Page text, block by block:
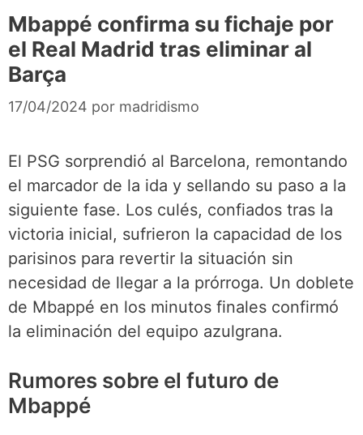
Mbappé confirma su fichaje por
el Real Madrid tras eliminar al
Barça
17/04/2024 por madridismo
El PSG sorprendió al Barcelona, remontando
el marcador de la ida y sellando su paso a la
siguiente fase. Los culés, confiados tras la
victoria inicial, sufrieron la capacidad de los
parisinos para revertir la situación sin
necesidad de llegar a la prórroga. Un doblete
de Mbappé en los minutos finales confirmó
la eliminación del equipo azulgrana.
Rumores sobre el futuro de
Mbappé